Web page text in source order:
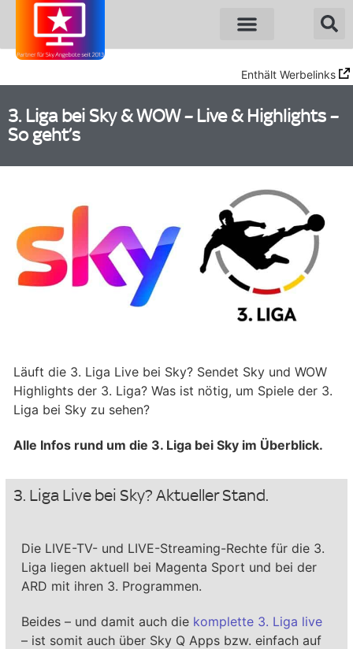
Enthält Werbelinks
3. Liga bei Sky & WOW – Live & Highlights –
So geht’s
Läuft die 3. Liga Live bei Sky? Sendet Sky und WOW
Highlights der 3. Liga? Was ist nötig, um Spiele der 3.
Liga bei Sky zu sehen?
Alle Infos rund um die 3. Liga bei Sky im Überblick.
3. Liga Live bei Sky? Aktueller Stand.
Die LIVE-TV- und LIVE-Streaming-Rechte für die 3.
Liga liegen aktuell bei Magenta Sport und bei der
ARD mit ihren 3. Programmen.
Beides – und damit auch die komplette 3. Liga live
– ist somit auch über Sky Q Apps bzw. einfach auf